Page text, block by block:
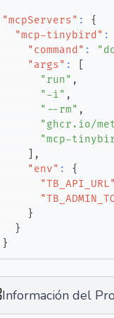
"mcpServers" :
{
"mcp-tinybird" :
"command" :
"args" :
"run" ,
"-i" ,
"--rm" ,
"ghcr.io/
"mcp-
,
"env" :
{
"TB_API_URL"
}
}
}
Información del